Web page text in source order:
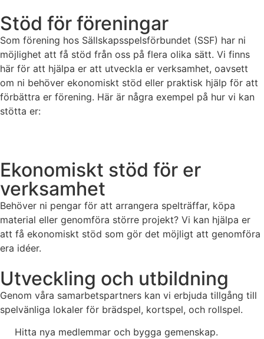
Stöd för föreningar
Som förening hos Sällskapsspelsförbundet (SSF) har ni
möjlighet att få stöd från oss på flera olika sätt. Vi finns
här för att hjälpa er att utveckla er verksamhet, oavsett
om ni behöver ekonomiskt stöd eller praktisk hjälp för att
förbättra er förening. Här är några exempel på hur vi kan
stötta er:
Ekonomiskt stöd för er
verksamhet
Behöver ni pengar för att arrangera spelträffar, köpa
material eller genomföra större projekt? Vi kan hjälpa er
att få ekonomiskt stöd som gör det möjligt att genomföra
era idéer.
Utveckling och utbildning
Genom våra samarbetspartners kan vi erbjuda tillgång till
spelvänliga lokaler för brädspel, kortspel, och rollspel.
Hitta nya medlemmar och bygga gemenskap.